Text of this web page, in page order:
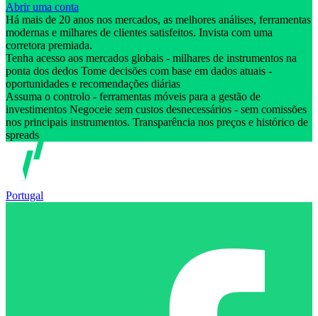
Abrir uma conta
Há mais de 20 anos nos mercados, as melhores análises, ferramentas
modernas e milhares de clientes satisfeitos. Invista com uma
corretora premiada.
Tenha acesso aos mercados globais - milhares de instrumentos na
ponta dos dedos Tome decisões com base em dados atuais -
oportunidades e recomendações diárias
Assuma o controlo - ferramentas móveis para a gestão de
investimentos Negoceie sem custos desnecessários - sem comissões
nos principais instrumentos. Transparência nos preços e histórico de
spreads
Portugal